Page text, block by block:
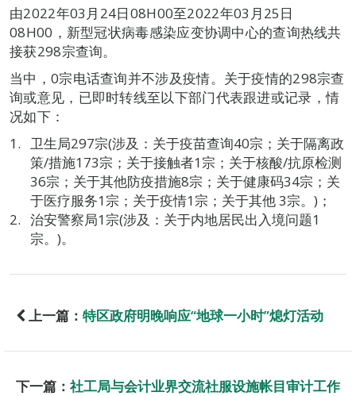
由2022年03月24日08H00至2022年03月25日
08H00，新型冠状病毒感染应变协调中心的查询热线共
接获298宗查询。
当中，0宗电话查询并不涉及疫情。关于疫情的298宗查
询或意见，已即时转线至以下部门代表跟进或记录，情
况如下：
卫生局297宗(涉及：关于疫苗查询40宗；关于隔离政
策/措施173宗；关于接触者1宗；关于核酸/抗原检测
36宗；关于其他防疫措施8宗；关于健康码34宗；关
于医疗服务1宗；关于疫情1宗；关于其他 3宗。)；
治安警察局1宗(涉及：关于内地居民出入境问题1
宗。)。
上一篇： 特区政府明晚响应“地球一小时”熄灯活动
下一篇： 社工局与会计业界交流社服设施帐目审计工作